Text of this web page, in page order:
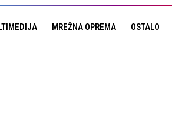
MREŽNA OPREMA OSTALO